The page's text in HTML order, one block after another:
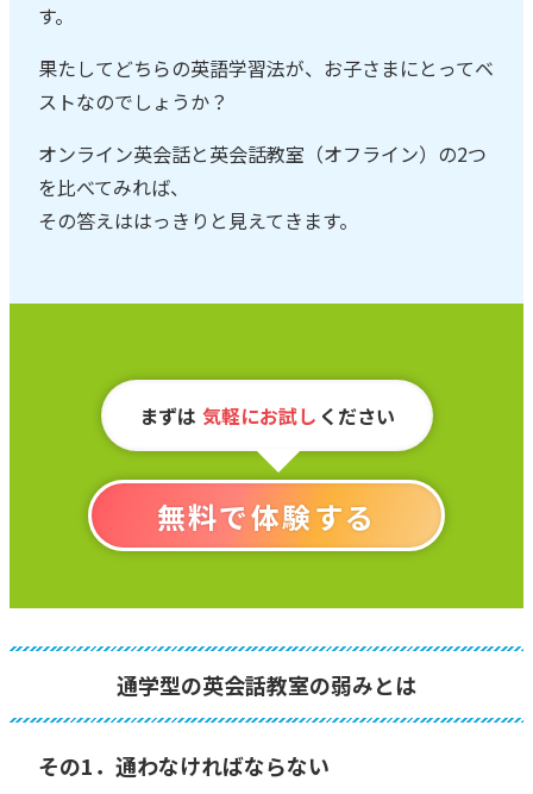
す。
果たしてどちらの英語学習法が、お子さまにとってベ
ストなのでしょうか？
オンライン英会話と英会話教室（オフライン）の2つ
を比べてみれば、
その答えははっきりと見えてきます。
まずは 気軽にお試し ください
無料で体験する
通学型の英会話教室の弱みとは
その1．通わなければならない